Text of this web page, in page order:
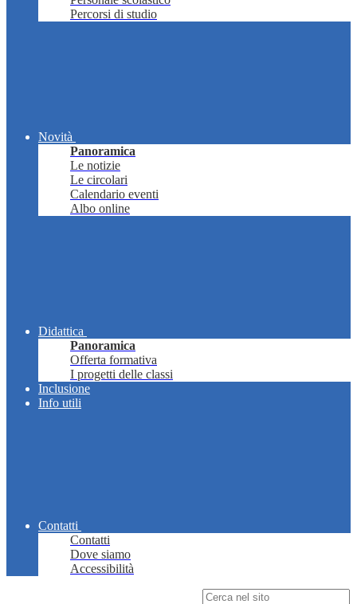
Percorsi di studio
Novità
Panoramica
Le notizie
Le circolari
Calendario eventi
Albo online
Didattica
Panoramica
Offerta formativa
I progetti delle classi
Inclusione
Info utili
Contatti
Contatti
Dove siamo
Accessibilità